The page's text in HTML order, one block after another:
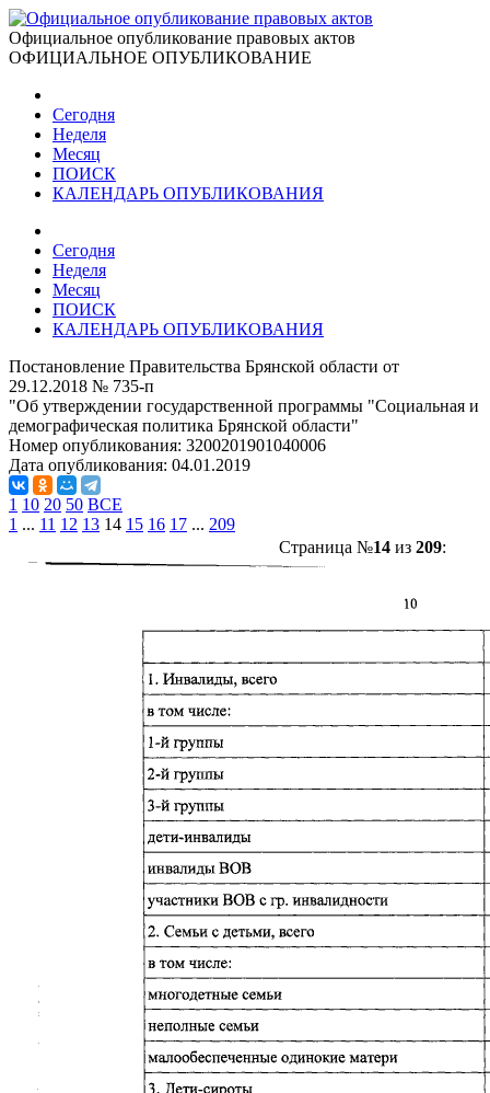
Официальное опубликование правовых актов
ОФИЦИАЛЬНОЕ ОПУБЛИКОВАНИЕ
Сегодня
Неделя
Месяц
ПОИСК
КАЛЕНДАРЬ ОПУБЛИКОВАНИЯ
Сегодня
Неделя
Месяц
ПОИСК
КАЛЕНДАРЬ ОПУБЛИКОВАНИЯ
Постановление Правительства Брянской области от
29.12.2018 № 735-п
"Об утверждении государственной программы "Социальная и
демографическая политика Брянской области"
Номер опубликования: 3200201901040006
Дата опубликования: 04.01.2019
1 10 20 50 ВСЕ
1 ... 11 12 13 14 15 16 17 ... 209
Страница №14из 209: